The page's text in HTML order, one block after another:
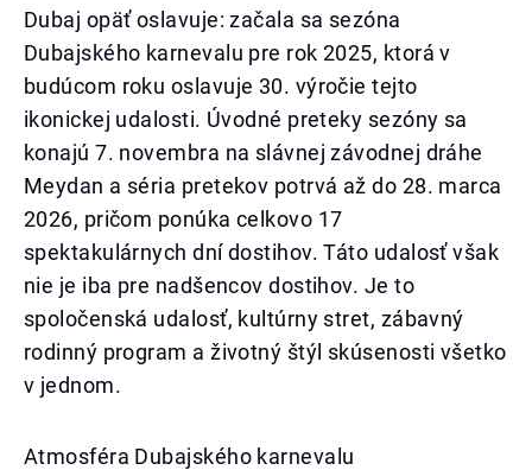
Dubaj opäť oslavuje: začala sa sezóna
Dubajského karnevalu pre rok 2025, ktorá v
budúcom roku oslavuje 30. výročie tejto
ikonickej udalosti. Úvodné preteky sezóny sa
konajú 7. novembra na slávnej závodnej dráhe
Meydan a séria pretekov potrvá až do 28. marca
2026, pričom ponúka celkovo 17
spektakulárnych dní dostihov. Táto udalosť však
nie je iba pre nadšencov dostihov. Je to
spoločenská udalosť, kultúrny stret, zábavný
rodinný program a životný štýl skúsenosti všetko
v jednom.
Atmosféra Dubajského karnevalu